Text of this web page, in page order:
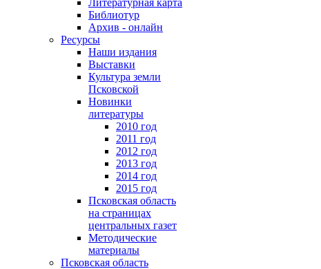
Литературная карта
Библиотур
Архив - онлайн
Ресурсы
Наши издания
Выставки
Культура земли
Псковской
Новинки
литературы
2010 год
2011 год
2012 год
2013 год
2014 год
2015 год
Псковская область
на страницах
центральных газет
Методические
материалы
Псковская область